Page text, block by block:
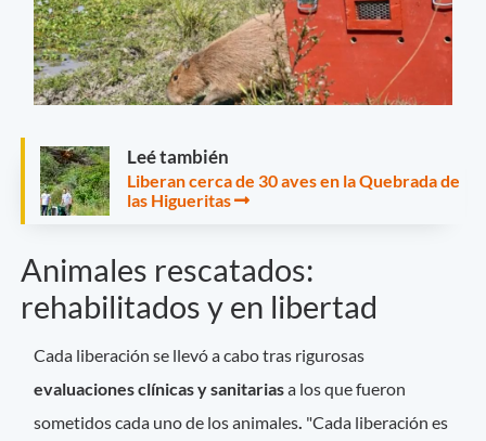
Leé también
Liberan cerca de 30 aves en la Quebrada de
las Higueritas
Animales rescatados:
rehabilitados y en libertad
Cada liberación se llevó a cabo tras rigurosas
evaluaciones clínicas y sanitariasa los que fueron
sometidos cada uno de los animales "Cada liberación es